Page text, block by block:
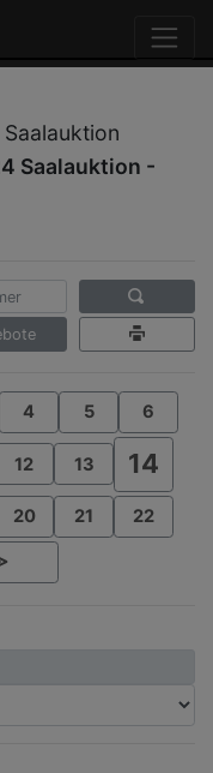
Saalauktion -
4 5 6
12 13 14
20 21 22